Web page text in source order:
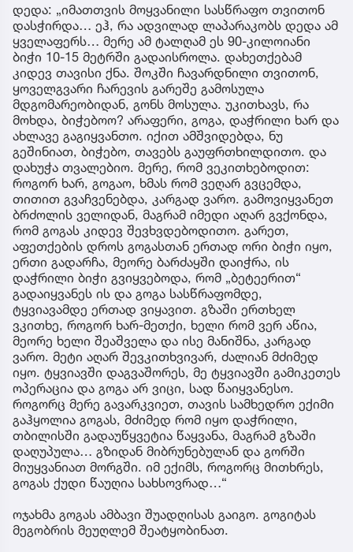
დედა: „იმათთვის მოყვანილი სასწრაფო თვითონ
დასჭირდა… ეჰ, რა ადვილად ლაპარაკობს დედა ამ
ყველაფერს… მერე ამ ტალღამ ეს 90-კილოიანი
ბიჭი 10-15 მეტრში გადაისროლა. დახეთქებამ
კიდევ თავისი ქნა. შოკში ჩავარდნილი თვითონ,
ყოველგვარი ჩარევის გარეშე გამოსულა
მდგომარეობიდან, გონს მოსულა. უკითხავს, რა
მოხდა, ბიჭებოო? არაფერი, გოგა, დაჭრილი ხარ და
ახლავე გაგიყვანთო. იქით ამშვიდებდა, ნუ
გეშინიათ, ბიჭებო, თავებს გაუფრთხილდითო. და
დახუჭა თვალებიო. მერე, რომ ვეკითხებოდით:
როგორ ხარ, გოგაო, ხმას რომ ვეღარ გვცემდა,
თითით გვაჩვენებდა, კარგად ვარო. გამოვიყვანეთ
ბრძოლის ველიდან, მაგრამ იმედი აღარ გვქონდა,
რომ გოგას კიდევ შევხვდებოდითო. გარეთ,
აფეთქების დროს გოგასთან ერთად ორი ბიჭი იყო,
ერთი გადარჩა, მეორე ბარძაყში დაიჭრა, ის
დაჭრილი ბიჭი გვიყვებოდა, რომ „ბეტეერით“
გადაიყვანეს ის და გოგა სასწრაფომდე,
ტყვიავამდე ერთად ვიყავით. გზაში ერთხელ
ვკითხე, როგორ ხარ-მეთქი, ხელი რომ ვერ აწია,
მეორე ხელი შეაშველა და ისე მანიშნა, კარგად
ვარო. მეტი აღარ შევკითხვივარ, ძალიან მძიმედ
იყო. ტყვიავში დაგვაშორეს, მე ტყვიავში გამიკეთეს
ოპერაცია და გოგა არ ვიცი, სად წაიყვანესო.
როგორც მერე გავარკვიეთ, თავის სამხედრო ექიმი
გაჰყოლია გოგას, მძიმედ რომ იყო დაჭრილი,
თბილისში გადაუწყვეტია წაყვანა, მაგრამ გზაში
დაღუპულა… გზიდან მიბრუნებულან და გორში
მიუყვანიათ მორგში. იმ ექიმს, როგორც მითხრეს,
გოგას ქუდი წაუღია სახსოვრად…“
ოჯახმა გოგას ამბავი შუადღისას გაიგო. გოგიტას
მეგობრის მეუღლემ შეატყობინათ.